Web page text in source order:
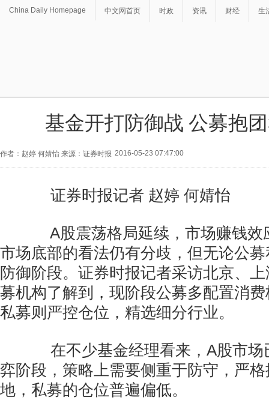
China Daily Homepage 中文网首页 时政 资讯 财经 生
基金开打防御战 公募抱
作者：赵婷 何婧怡 来源：证券时报 2016-05-23 07:47:00
证券时报记者 赵婷 何婧怡
A股震荡格局延续，市场赚钱效
市场底部的看法仍有分歧，但无论公
防御阶段。证券时报记者采访北京、
募机构了解到，现阶段公募多配置消
私募则严控仓位，精选细分行业。
在不少基金经理看来，A股市场
弈阶段，策略上需要侧重于防守，严
地，私募的仓位普遍偏低。